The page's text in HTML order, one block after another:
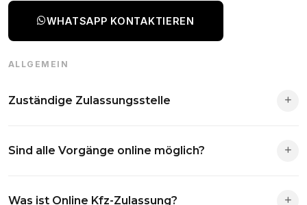
WHATSAPP KONTAKTIEREN
ALLGEMEIN
Zuständige Zulassungsstelle
Antrag wird automatisch an die richtige Stelle weitergeleitet.
Sind alle Vorgänge online möglich?
Was ist Online Kfz-Zulassung?